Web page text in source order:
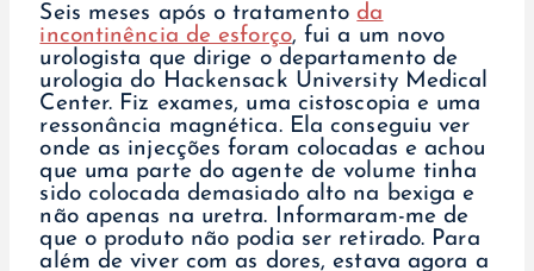
Seis meses após o tratamento da
incontinência de esforço, fui a um novo
urologista que dirige o departamento de
urologia do Hackensack University Medical
Center. Fiz exames, uma cistoscopia e uma
ressonância magnética. Ela conseguiu ver
onde as injecções foram colocadas e achou
que uma parte do agente de volume tinha
sido colocada demasiado alto na bexiga e
não apenas na uretra. Informaram-me de
que o produto não podia ser retirado. Para
além de viver com as dores, estava agora a